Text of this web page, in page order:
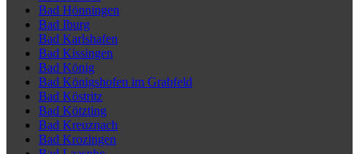
Bad Hönningen
Bad Iburg
Bad Karlshafen
Bad Kissingen
Bad König
Bad Königshofen im Grabfeld
Bad Köstritz
Bad Kötzting
Bad Kreuznach
Bad Krozingen